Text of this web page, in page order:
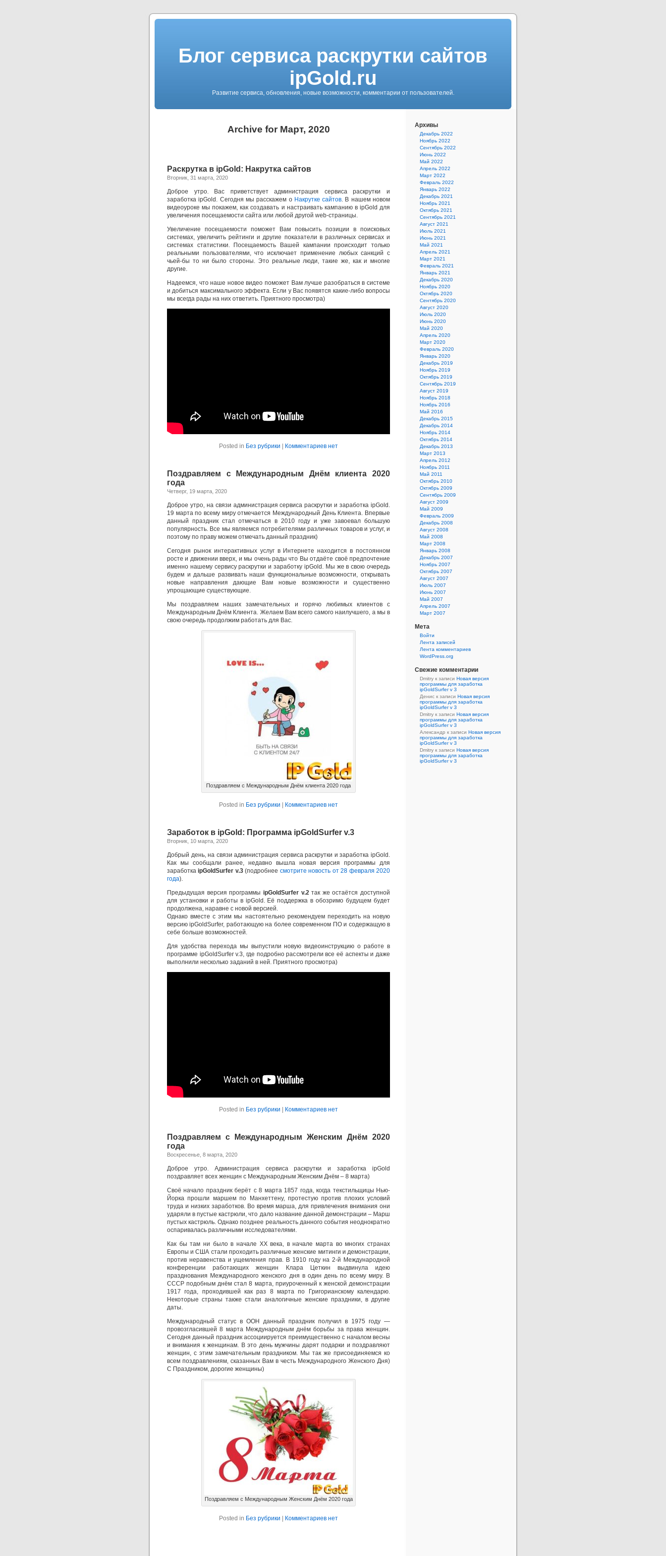
Блог сервиса раскрутки сайтов
ipGold.ru
Развитие сервиса, обновления, новые возможности, комментарии от пользователей.
Archive for Март, 2020
Раскрутка в ipGold: Накрутка сайтов
Вторник, 31 марта, 2020
Доброе утро. Вас приветствует администрация сервиса раскрутки и
заработка ipGold. Сегодня мы расскажем о Накрутке сайтов. В нашем новом
видеоуроке мы покажем, как создавать и настраивать кампанию в ipGold для
увеличения посещаемости сайта или любой другой web-страницы.
Увеличение посещаемости поможет Вам повысить позиции в поисковых
системах, увеличить рейтинги и другие показатели в различных сервисах и
системах статистики. Посещаемость Вашей кампании происходит только
реальными пользователями, что исключает применение любых санкций с
чьей-бы то ни было стороны. Это реальные люди, такие же, как и многие
другие.
Надеемся, что наше новое видео поможет Вам лучше разобраться в системе
и добиться максимального эффекта. Если у Вас появятся какие-либо вопросы
мы всегда рады на них ответить. Приятного просмотра)
Posted in Без рубрики Комментариев нет
Поздравляем с Международным Днём клиента 2020
года
Четверг, 19 марта, 2020
Доброе утро, на связи администрация сервиса раскрутки и заработка ipGold.
19 марта по всему миру отмечается Международный День Клиента. Впервые
данный праздник стал отмечаться в 2010 году и уже завоевал большую
популярность. Все мы являемся потребителями различных товаров и услуг, и
поэтому по праву можем отмечать данный праздник)
Сегодня рынок интерактивных услуг в Интернете находится в постоянном
росте и движении вверх, и мы очень рады что Вы отдаёте своё предпочтение
именно нашему сервису раскрутки и заработку ipGold. Мы же в свою очередь
будем и дальше развивать наши функциональные возможности, открывать
новые направления дающие Вам новые возможности и существенно
упрощающие существующие.
Мы поздравляем наших замечательных и горячо любимых клиентов с
Международным Днём Клиента. Желаем Вам всего самого наилучшего, а мы в
свою очередь продолжим работать для Вас.
Поздравляем с Международным Днём клиента 2020 года
Posted in Без рубрики Комментариев нет
Заработок в ipGold: Программа ipGoldSurfer v.3
Вторник, 10 марта, 2020
Добрый день, на связи администрация сервиса раскрутки и заработка ipGold.
Как мы сообщали ранее, недавно вышла новая версия программы для
заработкаipGoldSurfer v.3(подробнее смотрите новость от 28 февраля 2020
года).
Предыдущая версия программы ipGoldSurfer v.2так же остаётся доступной
для установки и работы в ipGold. Её поддержка в обозримо будущем будет
продолжена, наравне с новой версией.
Однако вместе с этим мы настоятельно рекомендуем переходить на новую
версию ipGoldSurfer, работающую на более современном ПО и содержащую в
себе больше возможностей.
Для удобства перехода мы выпустили новую видеоинструкцию о работе в
программе ipGoldSurfer v.3, где подробно рассмотрели все её аспекты и даже
выполнили несколько заданий в ней. Приятного просмотра)
Posted in Без рубрики Комментариев нет
Поздравляем с Международным Женским Днём 2020
года
Воскресенье, 8 марта, 2020
Доброе утро. Администрация сервиса раскрутки и заработка ipGold
поздравляет всех женщин с Международным Женским Днём – 8 марта)
Своё начало праздник берёт с 8 марта 1857 года, когда текстильщицы Нью-
Йорка прошли маршем по Манхеттену, протестую против плохих условий
труда и низких заработков. Во время марша, для привлечения внимания они
ударяли в пустые кастрюли, что дало название данной демонстрации – Марш
пустых кастрюль. Однако позднее реальность данного события неоднократно
оспаривалась различными исследователями.
Как бы там ни было в начале XX века, в начале марта во многих странах
Европы и США стали проходить различные женские митинги и демонстрации,
против неравенства и ущемления прав. В 1910 году на 2-й Международной
конференции работающих женщин Клара Цеткин выдвинула идею
празднования Международного женского дня в один день по всему миру. В
СССР подобным днём стал 8 марта, приуроченный к женской демонстрации
1917 года, проходившей как раз 8 марта по Григорианскому календарю.
Некоторые страны также стали аналогичные женские праздники, в другие
даты.
Международный статус в ООН данный праздник получил в 1975 году —
провозгласившей 8 марта Международным днём борьбы за права женщин.
Сегодня данный праздник ассоциируется преимущественно с началом весны
и внимания к женщинам. В это день мужчины дарят подарки и поздравляют
женщин, с этим замечательным праздником. Мы так же присоединяемся ко
всем поздравлениям, сказанных Вам в честь Международного Женского Дня)
С Праздником, дорогие женщины)
Поздравляем с Международным Женским Днём 2020 года
Posted in Без рубрики Комментариев нет
Архивы
Декабрь 2022
Ноябрь 2022
Сентябрь 2022
Июнь 2022
Май 2022
Апрель 2022
Март 2022
Февраль 2022
Январь 2022
Декабрь 2021
Ноябрь 2021
Октябрь 2021
Сентябрь 2021
Август 2021
Июль 2021
Июнь 2021
Май 2021
Апрель 2021
Март 2021
Февраль 2021
Январь 2021
Декабрь 2020
Ноябрь 2020
Октябрь 2020
Сентябрь 2020
Август 2020
Июль 2020
Июнь 2020
Май 2020
Апрель 2020
Март 2020
Февраль 2020
Январь 2020
Декабрь 2019
Ноябрь 2019
Октябрь 2019
Сентябрь 2019
Август 2019
Ноябрь 2018
Ноябрь 2016
Май 2016
Декабрь 2015
Декабрь 2014
Ноябрь 2014
Октябрь 2014
Декабрь 2013
Март 2013
Апрель 2012
Ноябрь 2011
Май 2011
Октябрь 2010
Октябрь 2009
Сентябрь 2009
Август 2009
Май 2009
Февраль 2009
Декабрь 2008
Август 2008
Май 2008
Март 2008
Январь 2008
Декабрь 2007
Ноябрь 2007
Октябрь 2007
Август 2007
Июль 2007
Июнь 2007
Май 2007
Апрель 2007
Март 2007
Мета
Войти
Лента записей
Лента комментариев
WordPress.org
Свежие комментарии
Dmitry к записи Новая версия
программы для заработка
ipGoldSurfer v 3
Денис к записи Новая версия
программы для заработка
ipGoldSurfer v 3
Dmitry к записи Новая версия
программы для заработка
ipGoldSurfer v 3
Александр к записи Новая версия
программы для заработка
ipGoldSurfer v 3
Dmitry к записи Новая версия
программы для заработка
ipGoldSurfer v 3